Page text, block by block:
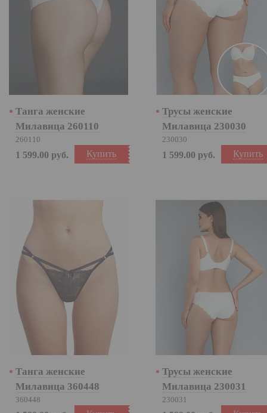
Танга женские
Милавица 260110
260110
Купить
1 599.00 руб.
Трусы женские
Милавица 230030
230030
Купить
1 599.00 руб.
Танга женские
Милавица 360448
360448
Трусы женские
Милавица 230031
230031